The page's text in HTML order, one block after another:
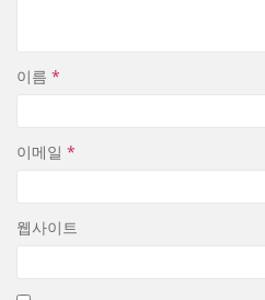
이름 *
이메일 *
웹사이트